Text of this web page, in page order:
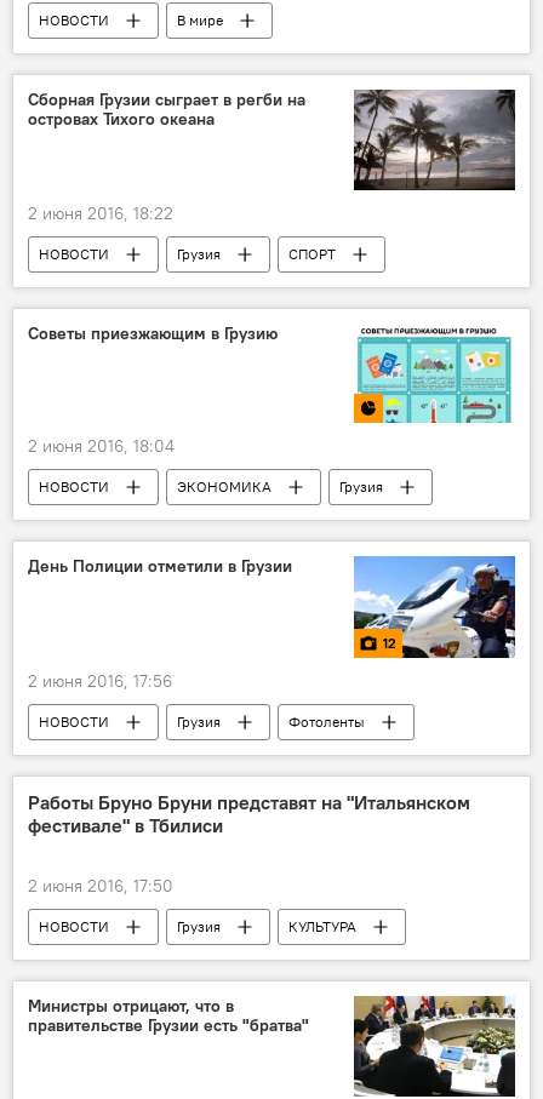
НОВОСТИ В мире
Сборная Грузии сыграет в регби на
островах Тихого океана
2 июня 2016, 18:22
НОВОСТИ Грузия СПОРТ
Советы приезжающим в Грузию
2 июня 2016, 18:04
НОВОСТИ ЭКОНОМИКА
Грузия
Инфографика
Мультимедиа
День Полиции отметили в Грузии
12
2 июня 2016, 17:56
НОВОСТИ Грузия
Фотоленты
ПОЛИТИКА
Мультимедиа
Работы Бруно Бруни представят на "Итальянском
фестивале" в Тбилиси
2 июня 2016, 17:50
НОВОСТИ Грузия КУЛЬТУРА
Министры отрицают, что в
правительстве Грузии есть "братва"